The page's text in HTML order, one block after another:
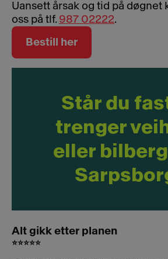
Uansett årsak og tid på døgnet
oss på tlf. 987 02222.
Bestill her
Står du
trenger
eller
Alt gikk etter planen
⭐⭐⭐⭐⭐